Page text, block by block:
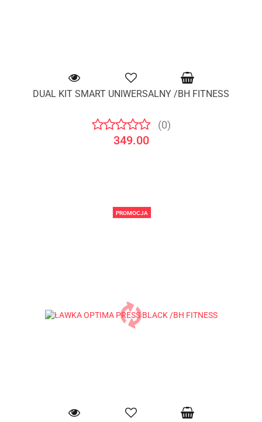
DUAL KIT SMART UNIWERSALNY /BH FITNESS
(0)
349.00
PROMOCJA